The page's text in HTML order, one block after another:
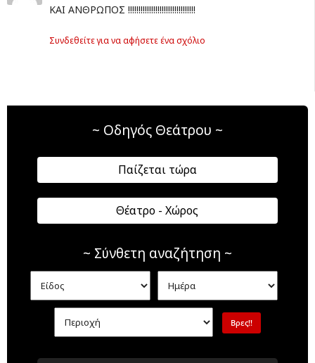
ΚΑΙ ΑΝΘΡΩΠΟΣ !!!!!!!!!!!!!!!!!!!!!!!!!!!!!!!!
Συνδεθείτε για να αφήσετε ένα σχόλιο
~ Οδηγός Θεάτρου ~
Παίζεται τώρα
Θέατρο - Χώρος
~ Σύνθετη αναζήτηση ~